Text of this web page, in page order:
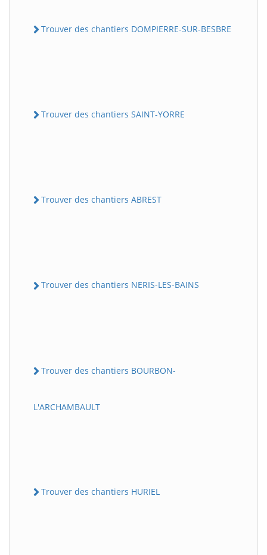
Trouver des chantiers DOMPIERRE-SUR-BESBRE
Trouver des chantiers SAINT-YORRE
Trouver des chantiers ABREST
Trouver des chantiers NERIS-LES-BAINS
Trouver des chantiers BOURBON-
L'ARCHAMBAULT
Trouver des chantiers HURIEL